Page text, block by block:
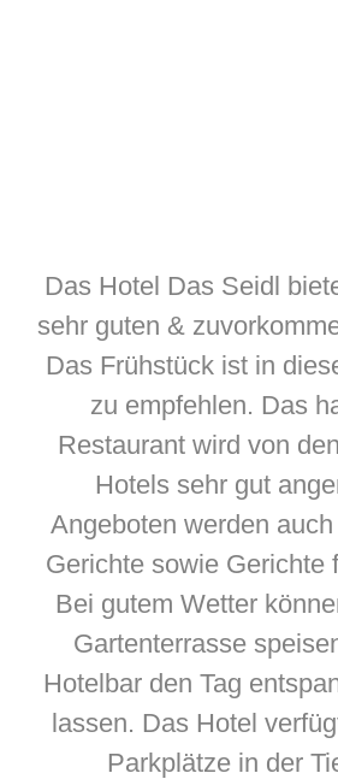
Das Hotel Das Seidl
sehr guten &
Das Frühstück ist in
zu empfehlen. Das
Restaurant wird von
Hotels sehr gut
Angeboten werden
Gerichte sowie Gerichte
Bei gutem Wetter
Gartenterrasse
Hotelbar den Tag
lassen. Das Hotel
Parkplätze in der